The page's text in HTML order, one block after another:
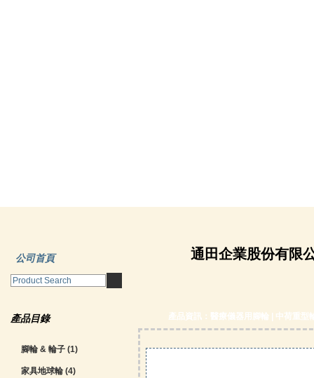
公司首頁
產品目錄
腳輪 & 輪子 (1)
家具地球輪 (4)
通田企業股份有限
產品資訊：醫療儀器用腳輪 | 中荷重